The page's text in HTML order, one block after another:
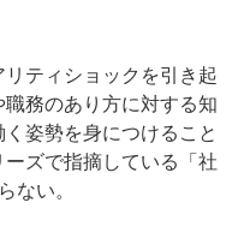
ティショックを引き起
務のあり方に対する知
姿勢を身につけること
ズで指摘している「社
ない。